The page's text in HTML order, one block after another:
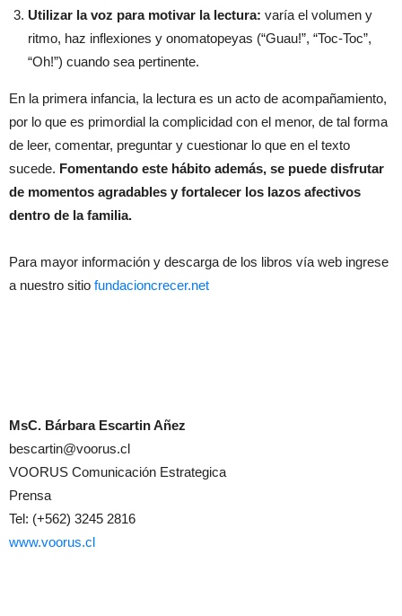
Utilizar la voz para motivar la lectura: varía el volumen y
ritmo, haz inflexiones y onomatopeyas (“Guau!”, “Toc-Toc”,
“Oh!”) cuando sea pertinente.
En la primera infancia, la lectura es un acto de acompañamiento,
por lo que es primordial la complicidad con el menor, de tal forma
de leer, comentar, preguntar y cuestionar lo que en el texto
sucede. Fomentando este hábito además, se puede disfrutar
de momentos agradables y fortalecer los lazos afectivos
dentro de la familia.
Para mayor información y descarga de los libros vía web ingrese
a nuestro sitio fundacioncrecer.net
MsC. Bárbara Escartin Añez
bescartin@voorus.cl
VOORUS Comunicación Estrategica
Prensa
Tel: (+562) 3245 2816
www.voorus.cl